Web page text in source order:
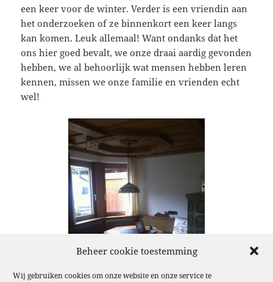
Beheer cookie toestemming
Wij gebruiken cookies om onze website en onze service te
een keer voor de winter. Verder is een vriendin aan
het onderzoeken of ze binnenkort een keer langs
kan komen. Leuk allemaal! Want ondanks dat het
ons hier goed bevalt, we onze draai aardig gevonden
hebben, we al behoorlijk wat mensen hebben leren
kennen, missen we onze familie en vrienden echt
wel!